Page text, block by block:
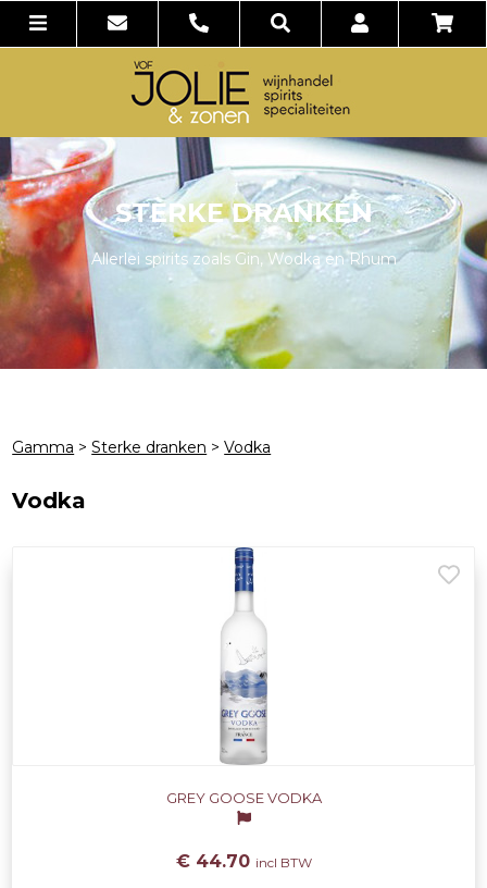
STERKE DRANKEN
Allerlei spirits zoals Gin, Wodka en Rhum
Gamma >Sterke dranken >Vodka
Vodka
GREY GOOSE VODKA
€ 44.70 incl BTW